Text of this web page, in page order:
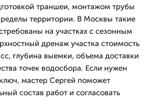
траншеи, монтажом трубы
территории. В Москвы такие
на участках с сезонным
дренаж участка стоимость
глубина выемки, объема доставки
точек водосбора. Если нужен
мастер Сергей поможет
состав работ и согласовать